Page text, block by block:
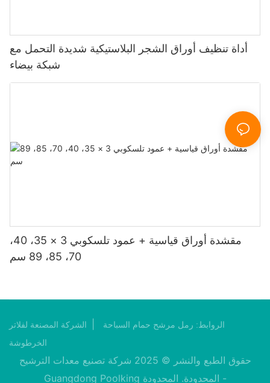
أداة تنظيف أوراق الشجر البلاستيكية شديدة التحمل مع
شبكة بيضاء
مقشدة أوراق قياسية + عمود تلسكوبي 3 × 35، 40،
70، 85، 89 سم
الروابط: رمل مرشح حمام السباحة
الشركة المصنعة لفلاتر
الخرطوشة
حقوق الطبع والنشر © 2025 شركة تصنيع معدات الترشيح
Guangdong Poolking المحدودة. المحدودة -